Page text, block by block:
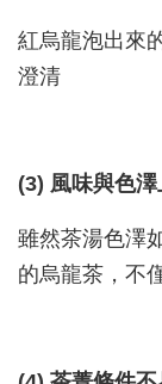
紅烏龍泡出來
澄清
(3) 風味與色
雖然茶湯色澤
的烏龍茶，不